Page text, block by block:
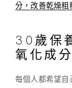
分，改善乾燥粗
30歲保
氧化成分
每個人都希望自